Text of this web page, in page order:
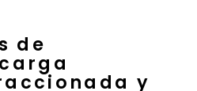
de
y